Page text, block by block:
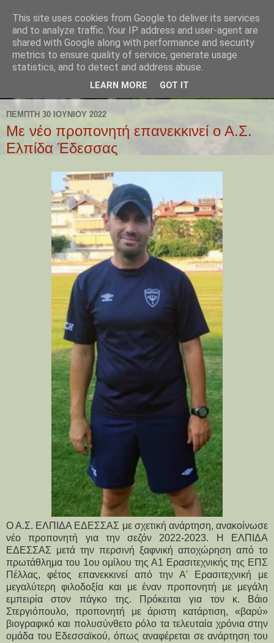
ΠΈΜΠΤΗ 30 ΙΟΥΝΊΟΥ 2022
Με νέο προπονητή επανεκκινεί ο Α.Σ.
Ελπίδα Έδεσσας
Ο Α.Σ. ΕΛΠΙΔΑ ΕΔΕΣΣΑΣ με σχετική ανάρτηση, ανακοίνωσε
νέο προπονητή για την σεζόν 2022-2023. Η ΕΛΠΙΔΑ
ΕΔΕΣΣΑΣ μετά την περσινή ξαφνική αποχώρηση από το
πρωτάθλημα του 1ου ομίλου της Α1 Ερασιτεχνικής της ΕΠΣ
Πέλλας, φέτος επανεκκινεί από την Α' Ερασιτεχνική με
μεγαλύτερη φιλοδοξία και με έναν προπονητή με μεγάλη
εμπειρία στον πάγκο της. Πρόκειται για τον κ. Βάιο
Στεργιόπουλο, προπονητή με άριστη κατάρτιση, «βαρύ»
βιογραφικό και πολυσύνθετο ρόλο τα τελευταία χρόνια στην
ομάδα του Εδεσσαϊκού, όπως αναφέρεται σε ανάρτηση του
This site uses cookies from Google to deliver its services
and to analyze traffic. Your IP address and user-agent are
shared with Google along with performance and security
metrics to ensure quality of service, generate usage
statistics, and to detect and address abuse.
LEARN MORE GOT IT